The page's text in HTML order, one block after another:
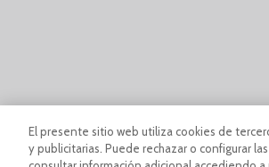
El presente sitio web utiliza cookies de
y publicitarias. Puede rechazar o configurar